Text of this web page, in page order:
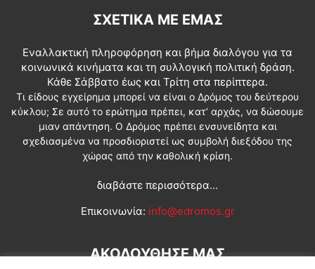
ΣΧΕΤΙΚΆ ΜΕ ΕΜΆΣ
Εναλλακτική πληροφόρηση και βήμα διαλόγου για τα
κοινωνικά κινήματα και τη συλλογική πολιτική δράση.
Κάθε Σάββατο έως και Τρίτη στα περίπτερα.
Τι είδους εγχείρημα μπορεί να είναι ο Δρόμος του δεύτερου
κύκλου; Σε αυτό το ερώτημα πρέπει, κατ’ αρχάς, να δώσουμε
μιαν απάντηση. Ο Δρόμος πρέπει ενσυνείδητα και
σχεδιασμένα να προσδιοριστεί ως συμβολή διεξόδου της
χώρας από την καθολική κρίση.
διαβάστε περισσότερα...
Επικοινωνία: info@edromos.gr
ΑΚΟΛΟΥΘΗΣΕ ΜΑΣ